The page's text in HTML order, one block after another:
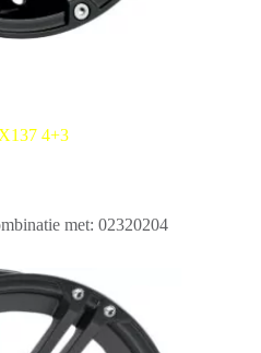
4+3
met: 02320204